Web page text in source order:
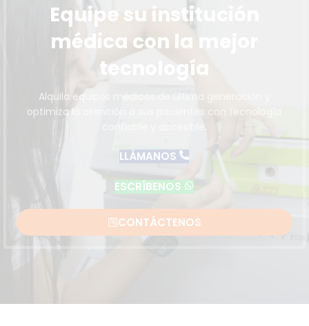
Equipe su institución
médica con la mejor
tecnología
Alquila equipos médicos de última generación y
optimiza la atención a sus pacientes con tecnología
confiable y accesible.
LLÁMANOS
ESCRÍBENOS
CONTÁCTENOS